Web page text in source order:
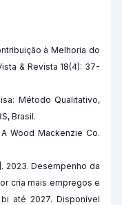
à Melhoria do
& Revista 18(4): 37-
Método Qualitativo,
Brasil.
Wood Mackenzie Co.
2023. Desempenho da
cria mais empregos e
até 2027. Disponível